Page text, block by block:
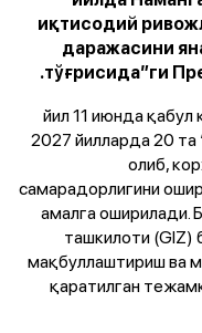
иқтисодий
даражасини
тўғрисида”ги
2026 йил 11 июнда
2027 йилларда 20 та
олиб,
самарадорлигини
амалга оширилади.
ташкилоти (GIZ)
мақбуллаштириш ва
қаратилган